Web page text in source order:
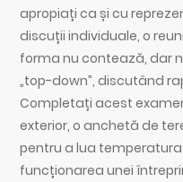
apropiați ca și cu
discuții individuale, o
forma nu contează, dar
„top-down”, discutând
Completați acest
exterior, o anchetă de
pentru a lua
funcționarea unei